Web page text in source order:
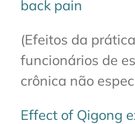
back pain
(Efeitos da
funcionários de
crônica não
Effect of Qigong